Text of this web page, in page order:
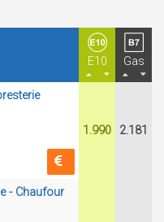
E10 Gas
1.990 2.181
- Chaufour